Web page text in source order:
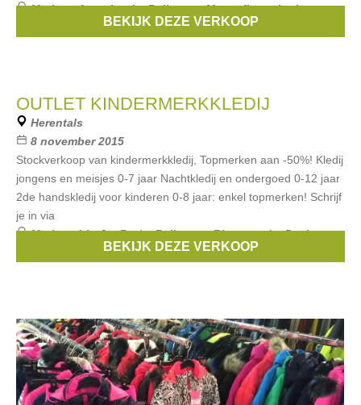
Merken:Anne kurris,Bellerose,Maan,finger in the nose,
BEKIJK DEZE VERKOOP
OUTLET KINDERMERKKLEDIJ
Herentals
8 november 2015
Stockverkoop van kindermerkkledij, Topmerken aan -50%! Kledij
jongens en meisjes 0-7 jaar Nachtkledij en ondergoed 0-12 jaar
2de handskledij voor kinderen 0-8 jaar: enkel topmerken! Schrijf
je in via
Merken:Liu Jo,Bor*z,Bellerose,Riverwoods,Paul
BEKIJK DEZE VERKOOP